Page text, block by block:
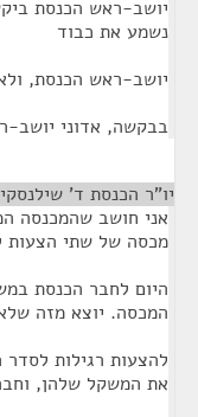
יושב-ראש הכנסת
נשמע את כבוד
יושב-ראש הכנסת,
בבקשה, אדוני יושב-
יו"ר הכנסת ד' שילנסקי
אני חושב שהמכנסה
מכסה של שתי הצעות
היום לחבר הכנסת
המכסה. יוצא מזה
להצעות רגילות
את המשקל שלהן,